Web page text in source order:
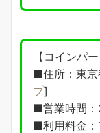
【コインパ
■住所：東
プ]
■営業時間
■利用料金：